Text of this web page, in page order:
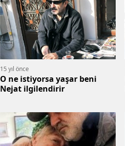
15 yıl önce
O ne istiyorsa yaşar beni
Nejat ilgilendirir